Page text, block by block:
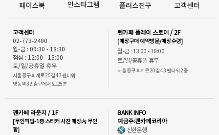
고객센터
02-773-2400
월-금 : 09:30 - 18:30
점심 : 12:00 - 13:00
토/일/공휴일 휴무
서울 중구 퇴계로 20길 43 펜타워
명동역 3번출구에서 도보5분
펜카페 플레이 스토어 / 2F
[매장구매 예약방문/매장수령]
월-금 : 13:00 - 18:00
토/일/공휴일 휴무
서울 중구 퇴계로 20길 43 펜타워 2층
펜카페 라운지 / 1F
[무인픽업-1층 스티커 사진 매장內 무인
함]
BANK INFO
예금주:펜카페코리아
신한은행